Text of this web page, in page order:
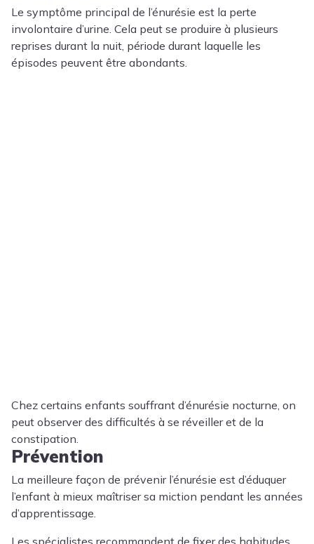
Le symptôme principal de l’énurésie est la perte
involontaire d’urine. Cela peut se produire à plusieurs
reprises durant la nuit, période durant laquelle les
épisodes peuvent être abondants.
Chez certains enfants souffrant d’énurésie nocturne, on
peut observer des difficultés à se réveiller et de la
constipation.
Prévention
La meilleure façon de prévenir l’énurésie est d’éduquer
l’enfant à mieux maîtriser sa miction pendant les années
d’apprentissage.
Les spécialistes recommandent de fixer des habitudes